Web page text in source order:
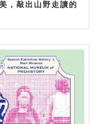
，敲出山野走讀的